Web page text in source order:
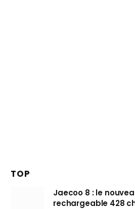
TOP
Jaecoo 8 : le
rechargeable 428